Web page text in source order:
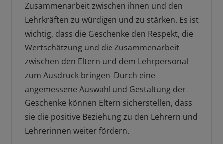
Zusammenarbeit zwischen ihnen und den
Lehrkräften zu würdigen und zu stärken. Es ist
wichtig, dass die Geschenke den Respekt, die
Wertschätzung und die Zusammenarbeit
zwischen den Eltern und dem Lehrpersonal
zum Ausdruck bringen. Durch eine
angemessene Auswahl und Gestaltung der
Geschenke können Eltern sicherstellen, dass
sie die positive Beziehung zu den Lehrern und
Lehrerinnen weiter fördern.